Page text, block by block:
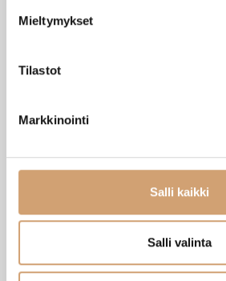
Mieltymykset
Tilastot
Markkinointi
Salli kaikki
Salli valinta
Heti saatavilla verkkokaupasta
Ibili
Heti